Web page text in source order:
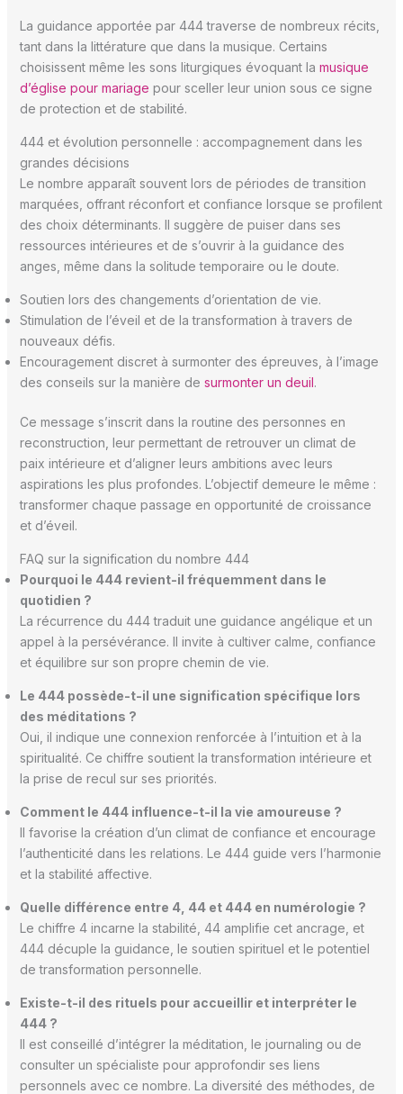
La guidance apportée par 444 traverse de nombreux récits,
tant dans la littérature que dans la musique. Certains
choisissent même les sons liturgiques évoquant la musique
d’église pour mariage pour sceller leur union sous ce signe
de protection et de stabilité.
444 et évolution personnelle : accompagnement dans les
grandes décisions
Le nombre apparaît souvent lors de périodes de transition
marquées, offrant réconfort et confiance lorsque se profilent
des choix déterminants. Il suggère de puiser dans ses
ressources intérieures et de s’ouvrir à la guidance des
anges, même dans la solitude temporaire ou le doute.
Soutien lors des changements d’orientation de vie.
Stimulation de l’éveil et de la transformation à travers de
nouveaux défis.
Encouragement discret à surmonter des épreuves, à l’image
des conseils sur la manière de surmonter un deuil.
Ce message s’inscrit dans la routine des personnes en
reconstruction, leur permettant de retrouver un climat de
paix intérieure et d’aligner leurs ambitions avec leurs
aspirations les plus profondes. L’objectif demeure le même :
transformer chaque passage en opportunité de croissance
et d’éveil.
FAQ sur la signification du nombre 444
Pourquoi le 444 revient-il fréquemment dans le
quotidien ?
La récurrence du 444 traduit une guidance angélique et un
appel à la persévérance. Il invite à cultiver calme, confiance
et équilibre sur son propre chemin de vie.
Le 444 possède-t-il une signification spécifique lors
des méditations ?
Oui, il indique une connexion renforcée à l’intuition et à la
spiritualité. Ce chiffre soutient la transformation intérieure et
la prise de recul sur ses priorités.
Comment le 444 influence-t-il la vie amoureuse ?
Il favorise la création d’un climat de confiance et encourage
l’authenticité dans les relations. Le 444 guide vers l’harmonie
et la stabilité affective.
Quelle différence entre 4, 44 et 444 en numérologie ?
Le chiffre 4 incarne la stabilité, 44 amplifie cet ancrage, et
444 décuple la guidance, le soutien spirituel et le potentiel
de transformation personnelle.
Existe-t-il des rituels pour accueillir et interpréter le
444 ?
Il est conseillé d’intégrer la méditation, le journaling ou de
consulter un spécialiste pour approfondir ses liens
personnels avec ce nombre. La diversité des méthodes, de